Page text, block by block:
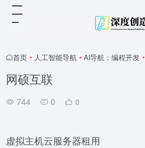
首页 • 人工智能导航 • AI导航：编程开发 •
网硕互联
744 0 0
虚拟主机云服务器租用